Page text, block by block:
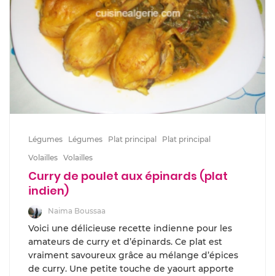
Légumes Légumes Plat principal
Plat principal
Volailles Volailles
Curry de poulet aux épinards (plat
indien)
Naima Boussaa
Voici une délicieuse recette indienne pour les
amateurs de curry et d’épinards. Ce plat est
vraiment savoureux grâce au mélange d’épices
de curry. Une petite touche de yaourt apporte